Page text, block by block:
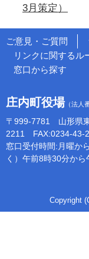
3月策定）
ご意見・ご質問
リンクに関するル
窓口から探す
庄内町役場（法人
〒999-7781 山形県
2211 FAX:0234-43-
窓口受付時間:月曜か
く）午前8時30分か
Copyright